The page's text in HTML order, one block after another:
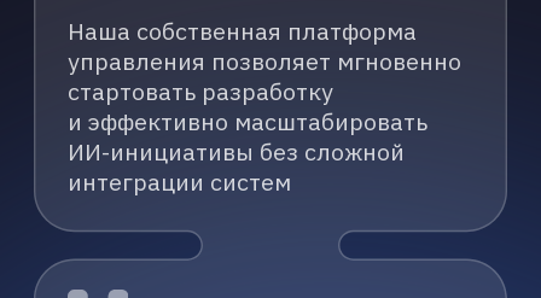
Мы являемся активными участниками
ключевых ассоциаций, формирующих
ландшафт ИИ в России и мире